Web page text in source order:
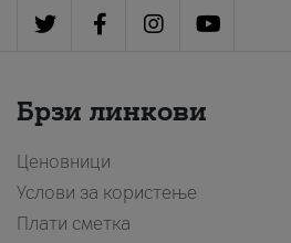
Брзи линкови
Ценовници
Услови за користење
Плати сметка